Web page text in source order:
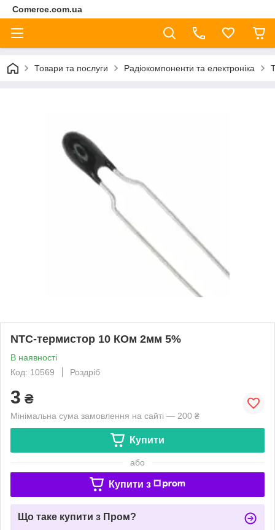
Comerce.com.ua
Товари та послуги Радіокомпоненти та електроніка
NTC-термистор 10 КОм 2мм 5%
В наявності
Код: 10569
Роздріб
3 ₴
Мінімальна сума замовлення на сайті — 200 ₴
Купити
або
Купити з
Що таке купити з Пром?